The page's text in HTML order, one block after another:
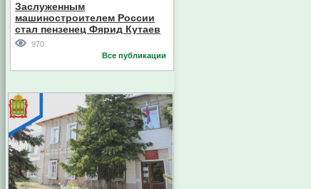
Заслуженным
машиностроителем России
стал пензенец Фярид Кутаев
970
Все публикации